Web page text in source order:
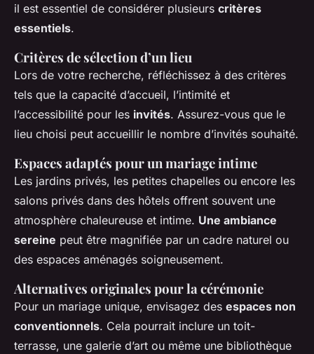
il est essentiel de considérer plusieurs critères
essentiels.
Critères de sélection d’un lieu
Lors de votre recherche, réfléchissez à des critères
tels que la capacité d’accueil, l’intimité et
l’accessibilité pour les invités. Assurez-vous que le
lieu choisi peut accueillir le nombre d’invités souhaité.
Espaces adaptés pour un mariage intime
Les jardins privés, les petites chapelles ou encore les
salons privés dans des hôtels offrent souvent une
atmosphère chaleureuse et intime. Une ambiance
sereine peut être magnifiée par un cadre naturel ou
des espaces aménagés soigneusement.
Alternatives originales pour la cérémonie
Pour un mariage unique, envisagez des espaces non
conventionnels. Cela pourrait inclure un toit-
terrasse, une galerie d’art ou même une bibliothèque